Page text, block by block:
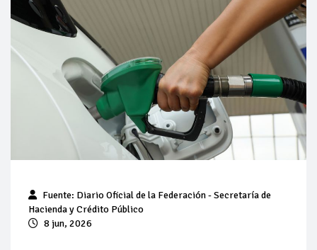
Cautela en el mercado por conversaciones Irán-Omán
mantienen precios al alza
Pierde Pemex 71 millones de pesos al día por
"procesadoras" ilegales
Pacto dispara 83% ventas diésel Pemex
Incertidumbre regulatoria pone a prueba las inversiones de
las Estaciones de Servicio familiares
espera estabilización del mercado
Baja 5% más el precio internacional del crudo por posible
Fuente: Diario Oficial de la Federación- Secretaría de
Hacienda y Crédito Público
8 jun, 2026